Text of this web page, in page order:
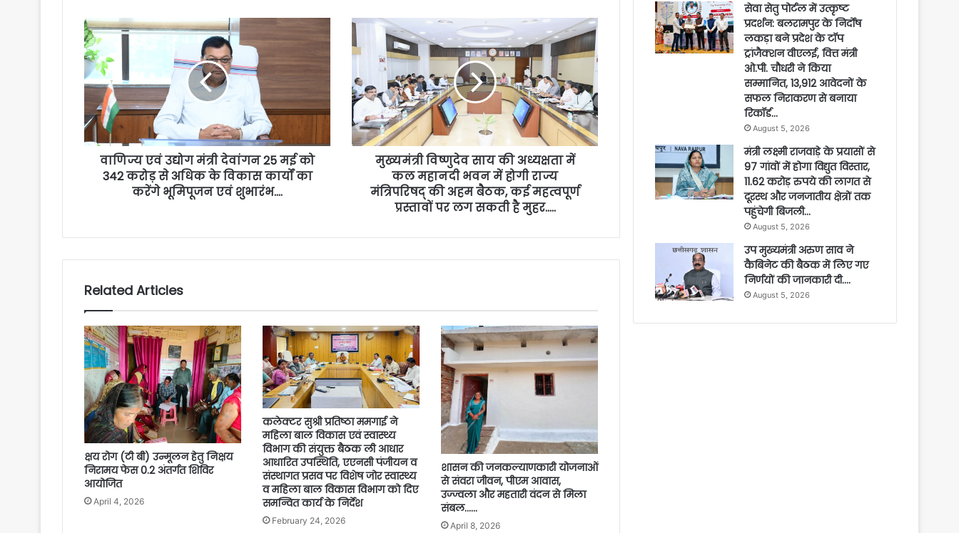
वाणिज्य एवं उद्योग मंत्री देवांगन 25 मई को
342 करोड़ से अधिक के विकास कार्यों का
करेंगे भूमिपूजन एवं शुभारंभ….
मुख्यमंत्री विष्णुदेव साय की अध्यक्षता में
कल महानदी भवन में होगी राज्य
मंत्रिपरिषद् की अहम बैठक, कई महत्वपूर्ण
प्रस्तावों पर लग सकती है मुहर…..
Related Articles
क्षय रोग (टी बी) उन्मूलन हेतु निक्षय
निरामय फेस 0.2 अंतर्गत शिविर
आयोजित
April 4, 2026
कलेक्टर सुश्री प्रतिष्ठा ममगाई ने
महिला बाल विकास एवं स्वास्थ्य
विभाग की संयुक्त बैठक ली आधार
आधारित उपस्थिति, एएनसी पंजीयन व
संस्थागत प्रसव पर विशेष जोर स्वास्थ्य
व महिला बाल विकास विभाग को दिए
समन्वित कार्य के निर्देश
February 24, 2026
शासन की जनकल्याणकारी योजनाओं
से संवरा जीवन, पीएम आवास,
उज्ज्वला और महतारी वंदन से मिला
संबल……
April 8, 2026
सेवा सेतु पोर्टल में उत्कृष्ट
प्रदर्शन: बलरामपुर के निर्दोष
लकड़ा बने प्रदेश के टॉप
ट्रांजैक्शन वीएलई, वित्त मंत्री
ओ.पी. चौधरी ने किया
सम्मानित, 13,912 आवेदनों के
सफल निराकरण से बनाया
रिकॉर्ड…
August 5, 2026
मंत्री लक्ष्मी राजवाड़े के प्रयासों से
97 गांवों में होगा विद्युत विस्तार,
11.62 करोड़ रुपये की लागत से
दूरस्थ और जनजातीय क्षेत्रों तक
पहुंचेगी बिजली…
August 5, 2026
उप मुख्यमंत्री अरुण साव ने
कैबिनेट की बैठक में लिए गए
निर्णयों की जानकारी दी….
August 5, 2026